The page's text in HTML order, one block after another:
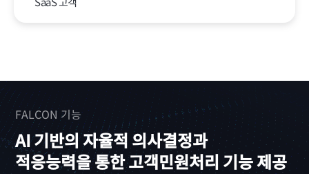
FALCON 기능
AI 기반의 자율적 의사결정과
적응능력을 통한 고객민원처리 기능 제공